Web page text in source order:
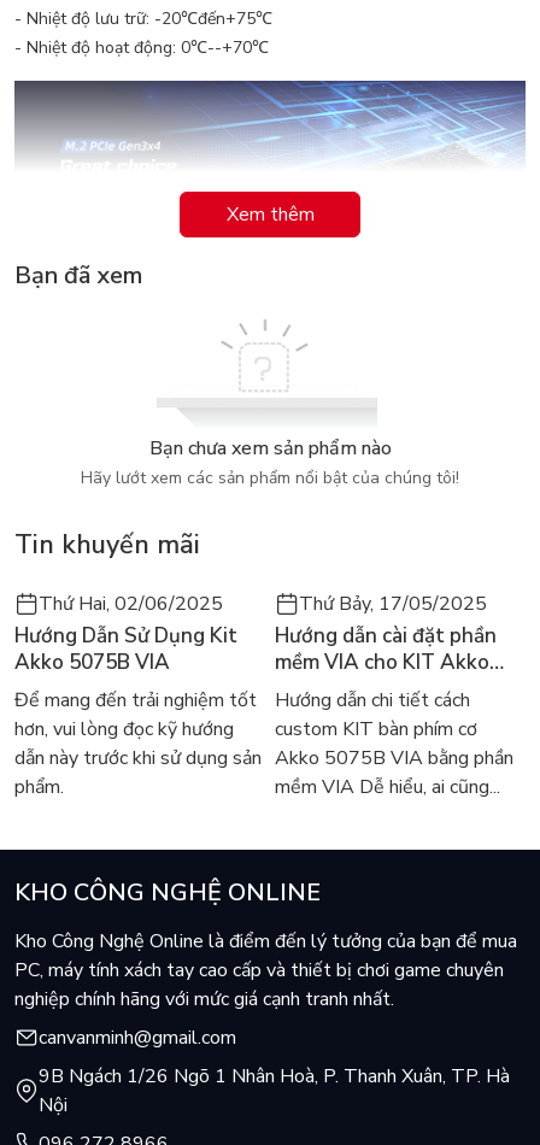
- Nhiệt độ lưu trữ: -20℃đến+75℃
- Nhiệt độ hoạt động: 0℃--+70℃
Xem thêm
Bạn đã xem
Bạn chưa xem sản phẩm nào
Hãy lướt xem các sản phẩm nổi bật của chúng tôi!
Tin khuyến mãi
Thứ Hai, 02/06/2025
Hướng Dẫn Sử Dụng Kit
Akko 5075B VIA
Để mang đến trải nghiệm tốt
hơn, vui lòng đọc kỹ hướng
dẫn này trước khi sử dụng sản
phẩm.
Thứ Bảy, 17/05/2025
Hướng dẫn cài đặt phần
mềm VIA cho KIT Akko
5075B VIA
Hướng dẫn chi tiết cách
custom KIT bàn phím cơ
Akko 5075B VIA bằng phần
mềm VIA Dễ hiểu, ai cũng...
KHO CÔNG NGHỆ ONLINE
Kho Công Nghệ Online là điểm đến lý tưởng của bạn để mua
PC, máy tính xách tay cao cấp và thiết bị chơi game chuyên
nghiệp chính hãng với mức giá cạnh tranh nhất.
canvanminh@gmail.com
9B Ngách 1/26 Ngõ 1 Nhân Hoà, P. Thanh Xuân, TP. Hà
Nội